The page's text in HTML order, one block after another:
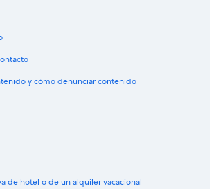
y cómo denunciar contenido
de hotel o de un alquiler vacacional